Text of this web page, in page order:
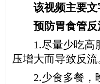
该视频主要文
预防胃食管反
1.尽量少吃高脂
压增大而导致反流
2.少食多餐，晚